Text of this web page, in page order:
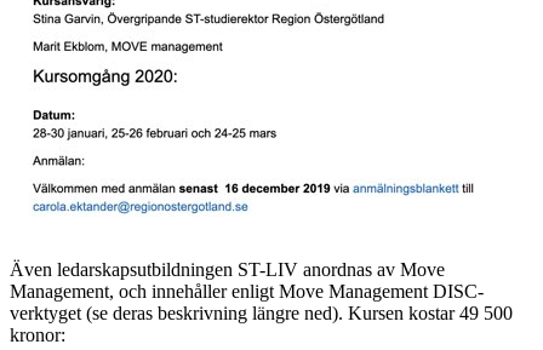
Även ledarskapsutbildningen ST-LIV anordnas av Move
Management, och innehåller enligt Move Management DISC-
verktyget (se deras beskrivning längre ned). Kursen kostar 49 500
kronor: